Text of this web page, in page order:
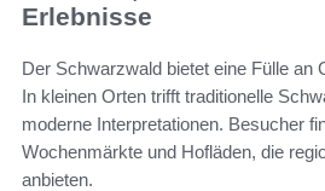
Erlebnisse
Der Schwarzwald bietet eine Fülle an
In kleinen Orten trifft traditionelle
moderne Interpretationen. Besucher
Wochenmärkte und Hofläden, die
anbieten.